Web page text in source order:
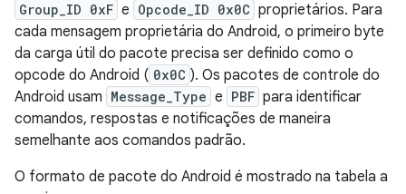
Group_ID 0xF e Opcode_ID 0x0C proprietários. Para
cada mensagem proprietária do Android, o primeiro byte
da carga útil do pacote precisa ser definido como o
opcode do Android ( 0x0C ). Os pacotes de controle do
Android usam Message_Type e PBF para identificar
comandos, respostas e notificações de maneira
semelhante aos comandos padrão.
O formato de pacote do Android é mostrado na tabela a